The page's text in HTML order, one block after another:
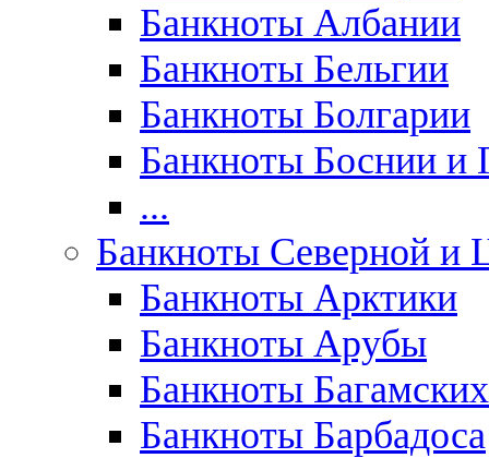
Банкноты Албании
Банкноты Бельгии
Банкноты Болгарии
Банкноты Боснии и
...
Банкноты Северной и
Банкноты Арктики
Банкноты Арубы
Банкноты
Банкноты Барбадоса